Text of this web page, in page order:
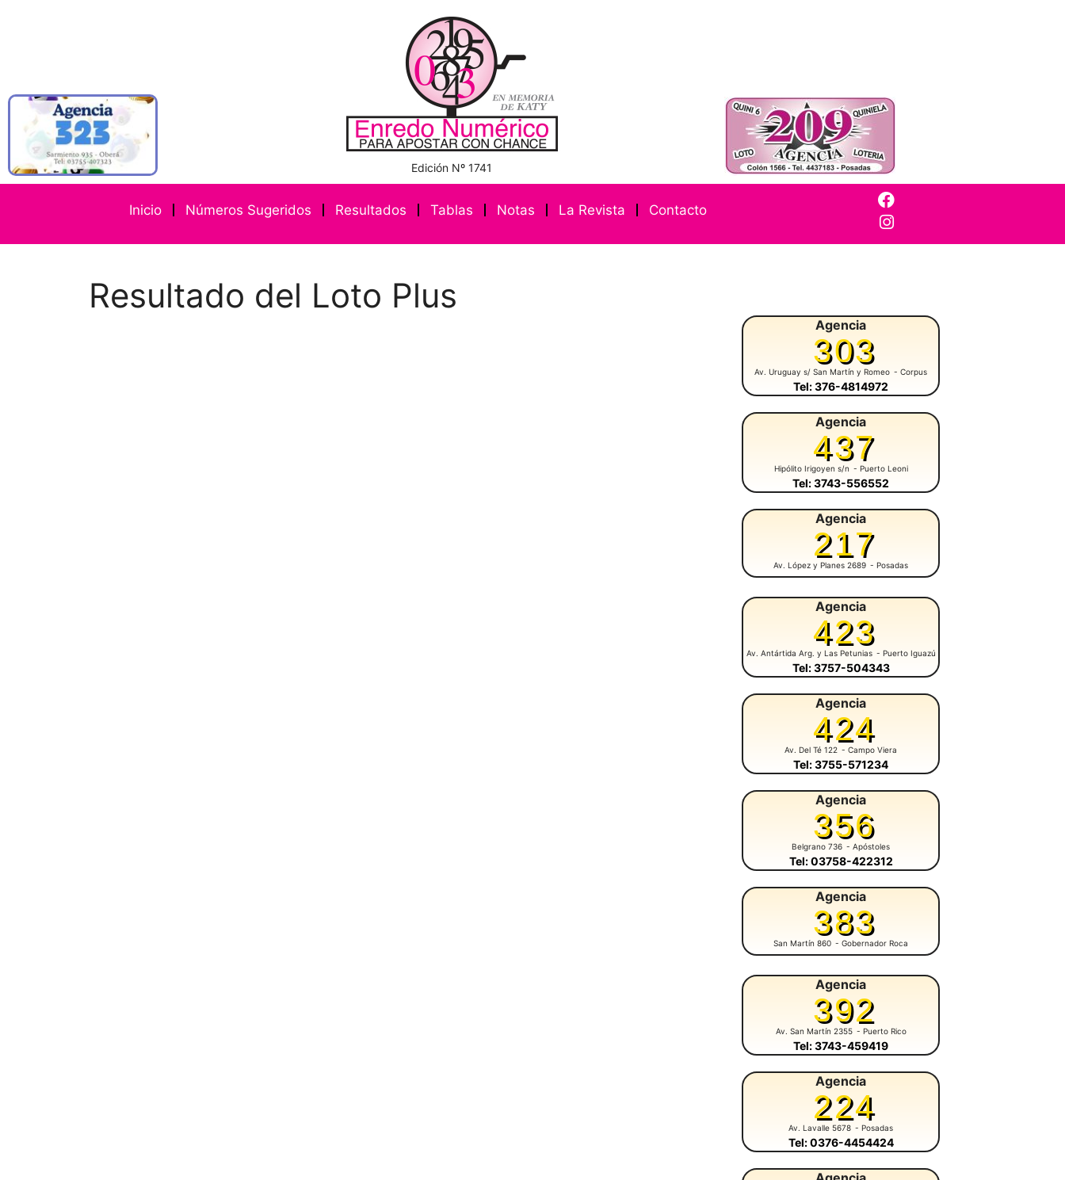
Edición Nº 1741
Inicio Números Sugeridos Resultados Tablas Notas La Revista Contacto
Resultado del Loto Plus
Agencia
303
Av. Uruguay s/ San Martín y Romeo - Corpus
Tel: 376-4814972
Agencia
437
Hipólito Irigoyen s/n - Puerto Leoni
Tel: 3743-556552
Agencia
217
Av. López y Planes 2689 - Posadas
Agencia
423
Av. Antártida Arg. y Las Petunias - Puerto Iguazú
Tel: 3757-504343
Agencia
424
Av. Del Té 122 - Campo Viera
Tel: 3755-571234
Agencia
356
Belgrano 736 - Apóstoles
Tel: 03758-422312
Agencia
383
San Martín 860 - Gobernador Roca
Agencia
392
Av. San Martín 2355 - Puerto Rico
Tel: 3743-459419
Agencia
224
Av. Lavalle 5678 - Posadas
Tel: 0376-4454424